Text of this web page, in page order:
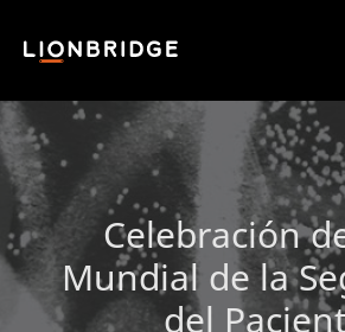
Celebración
Mundial de la
del